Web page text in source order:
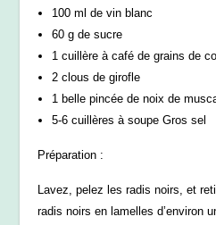
100 ml de vin blanc
60 g de sucre
1 cuillère à café de grains de
2 clous de girofle
1 belle pincée de noix de
5-6 cuillères à soupe Gros sel
Préparation :
Lavez, pelez les radis noirs, et
radis noirs en lamelles d’environ